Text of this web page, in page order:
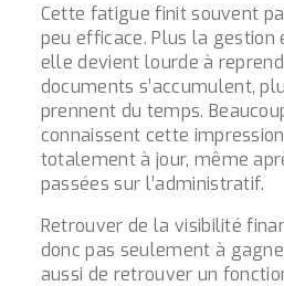
Cette fatigue finit souvent
peu efficace. Plus la gestion
elle devient lourde à
documents s’accumulent,
prennent du temps.
connaissent cette
totalement à jour, même
passées sur l’administratif.
Retrouver de la visibilité
donc pas seulement à
aussi de retrouver un